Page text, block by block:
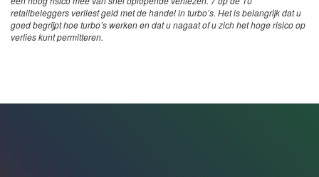
retailbeleggers verliest geld met de handel in turbo’s. Het is belangrijk dat u
goed begrijpt hoe turbo’s werken en dat u nagaat of u zich het hoge risico op
verlies kunt permitteren.